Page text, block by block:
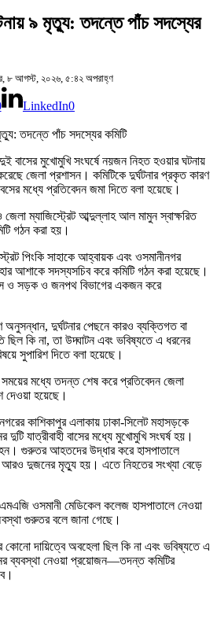
৯ মৃত্যু: তদন্তে পাঁচ সদস্যের
৮ আগস্ট, ২০২৬, ৫:৪২ অপরাহ্ণ
LinkedIn0
দুই বাসের মুখোমুখি সংঘর্ষে নয়জন নিহত হওয়ার ঘটনায়
জেলা প্রশাসন। কমিটিকে দুর্ঘটনার প্রকৃত কারণ
মধ্যে প্রতিবেদন জমা দিতে বলা হয়েছে।
জেলা ম্যাজিস্ট্রেট আব্দুল্লাহ আল মামুন স্বাক্ষরিত
গঠন করা হয়।
পিংকি সাহাকে আহ্বায়ক এবং ওসমানীনগর
আশাকে সদস্যসচিব করে কমিটি গঠন করা হয়েছে।
ও সড়ক ও জনপথ বিভাগের একজন করে
অনুসন্ধান, দুর্ঘটনার পেছনে কারও ব্যক্তিগত বা
ছিল কি না, তা উদ্ঘাটন এবং ভবিষ্যতে এ ধরনের
সুপারিশ দিতে বলা হয়েছে।
সময়ের মধ্যে তদন্ত শেষ করে প্রতিবেদন জেলা
দেওয়া হয়েছে।
কাশিকাপুর এলাকায় ঢাকা-সিলেট মহাসড়কে
যাত্রীবাহী বাসের মধ্যে মুখোমুখি সংঘর্ষ হয়।
গুরুতর আহতদের উদ্ধার করে হাসপাতালে
আরও দুজনের মৃত্যু হয়। এতে নিহতের সংখ্যা বেড়ে
ওসমানী মেডিকেল কলেজ হাসপাতালে নেওয়া
গুরুতর বলে জানা গেছে।
কোনো দায়িত্বে অবহেলা ছিল কি না এবং ভবিষ্যতে এ
ব্যবস্থা নেওয়া প্রয়োজন—তদন্ত কমিটির